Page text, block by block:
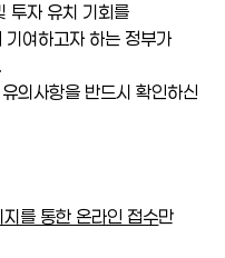
투자 유치 기회를
여하고자 하는 정부가
의사항을 반드시 확인하신
지를 통한 온라인 접수만